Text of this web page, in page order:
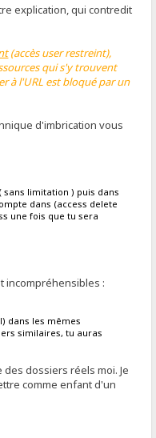
explication, qui contredit
(accès user restreint),
qui s'y trouvent
à l'URL est bloqué par un
d'imbrication vous
sans limitation ) puis dans
dans (access delete
une fois que tu sera
incompréhensibles :
dans les mêmes
similaires, tu auras
dossiers réels moi. Je
comme enfant d'un